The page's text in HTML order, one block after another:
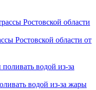
Ростовской области от
водой из-за жары